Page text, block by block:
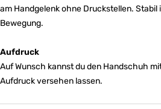
am Handgelenk ohne Druckstellen. Stabil
Bewegung.
Aufdruck
Auf Wunsch kannst du den Handschuh
Aufdruck versehen lassen.